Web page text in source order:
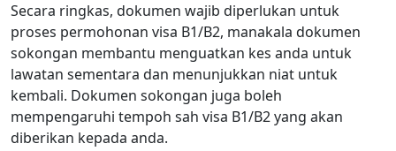
Secara ringkas, dokumen wajib diperlukan untuk
proses permohonan visa B1/B2, manakala dokumen
sokongan membantu menguatkan kes anda untuk
lawatan sementara dan menunjukkan niat untuk
kembali. Dokumen sokongan juga boleh
mempengaruhi tempoh sah visa B1/B2 yang akan
diberikan kepada anda.